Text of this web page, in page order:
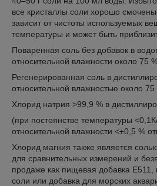
все кристаллы соли хорошо
зависит от чистоты используемых
температуры и может быть
Поваренная соль без добавок в
относительной влажности около 75
Регенерированная соль в
относительной влажностью около
Хлорид натрия >99,9 % в
(при постоянстве температуры
относительной влажности <±0,5 %
Хлорид магния также является
для сравнительных измерений и
продаже как пищевая добавка
соли или добавка для морских